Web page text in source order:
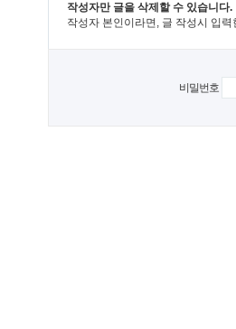
작성자만 글을 삭제할 수 있습니다.
작성자 본인이라면, 글 작성시 입
비밀번호